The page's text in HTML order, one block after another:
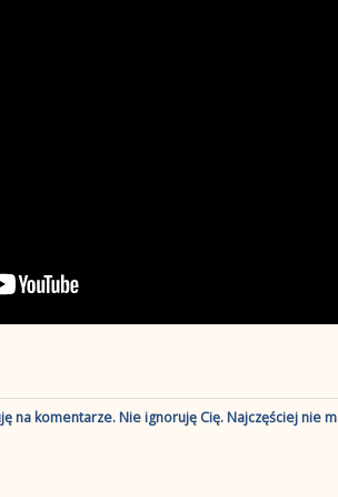
na komentarze. Nie ignoruję Cię. Najczęściej nie